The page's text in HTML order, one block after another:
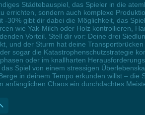
Städtebauspiel, das Spieler in die
errichten, sondern auch komplexe
-30% gibt dir dabei die Möglichkeit, das
wie Yak-Milch oder Holz kontrollieren,
Vorteil. Stell dir vor: Deine drei
und der Sturm hat deine
sogar die Katastrophenschutzstrategie
oder im knallharten
Spiel von einem stressigen
in deinem Tempo erkunden willst –
anfänglichen Chaos ein durchdachtes